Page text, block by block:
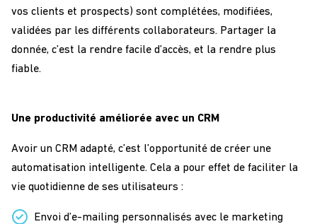
vos clients et prospects) sont complétées, modifiées,
validées par les différents collaborateurs. Partager la
donnée, c’est la rendre facile d’accès, et la rendre plus
fiable.
Une productivité améliorée avec un CRM
Avoir un CRM adapté, c’est l’opportunité de créer une
automatisation intelligente. Cela a pour effet de faciliter la
vie quotidienne de ses utilisateurs :
Envoi d’e-mailing personnalisés avec le marketing